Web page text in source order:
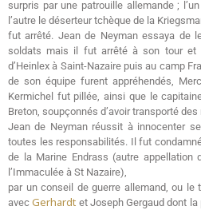
surpris par une patrouille allemande ;
l’autre le déserteur tchèque de la
fut arrêté. Jean de Neyman essaya de
soldats mais il fut arrêté à son tour et
d’Heinlex à Saint-Nazaire puis au camp
de son équipe furent appréhendés,
Kermichel fut pillée, ainsi que le
Breton, soupçonnés d’avoir transporté
Jean de Neyman réussit à innocenter
toutes les responsabilités. Il fut
de la Marine Endrass (autre appellation
l’Immaculée à St Nazaire),
par un conseil de guerre allemand, ou le
avecGerhardt et Joseph Gergaud dont